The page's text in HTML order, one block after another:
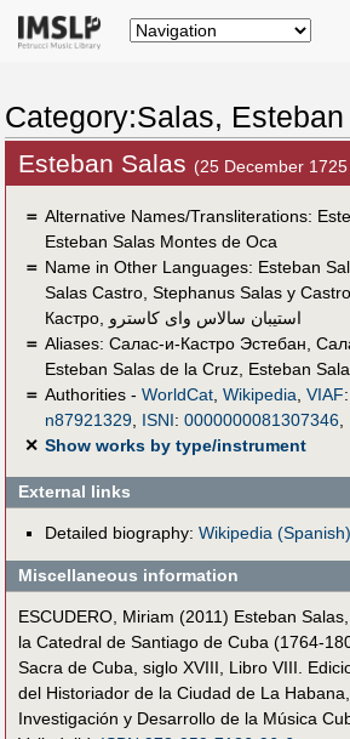
Category:Salas, Esteban
Esteban Salas (25 December
＝ Alternative Names/Transliterations:
Esteban Salas Montes de Oca
＝ Name in Other Languages: Esteban
Salas Castro, Stephanus Salas y Castro
Кастро, استيبان سالاس واى كاسترو
＝ Aliases: Салас-и-Кастро Эстебан,
Esteban Salas de la Cruz, Esteban
＝ Authorities - WorldCat, Wikipedia, VIAF:
n87921329, ISNI: 0000000081307346,
✕ Show works by type/instrument
External links
Detailed biography: Wikipedia (Spanish)
Miscellaneous information
ESCUDERO, Miriam (2011) Esteban
la Catedral de Santiago de Cuba (1764-
Sacra de Cuba, siglo XVIII, Libro VIII.
del Historiador de la Ciudad de La
Investigación y Desarrollo de la Música